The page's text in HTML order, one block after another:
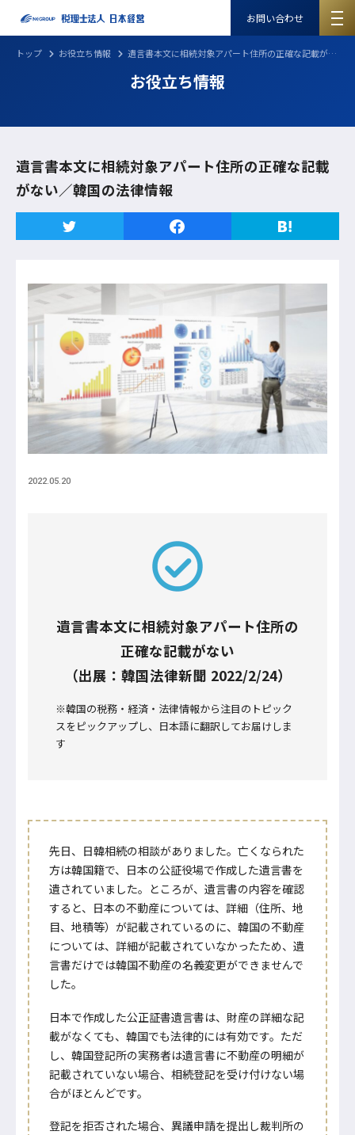
お問い合わせ
トップ お役立ち情報 遺言書本文に相続対象アパート住所の正確な記載がない／韓国の法律情報
お役立ち情報
遺言書本文に相続対象アパート住所の正確な記載
がない／韓国の法律情報
2022.05.20
遺言書本文に相続対象アパート住所の
正確な記載がない
（出展：韓国法律新聞 2022/2/24）
※韓国の税務・経済・法律情報から注目のトピック
スをピックアップし、日本語に翻訳してお届けしま
す
先日、日韓相続の相談がありました。亡くなられた
方は韓国籍で、日本の公証役場で作成した遺言書を
遺されていました。ところが、遺言書の内容を確認
すると、日本の不動産については、詳細（住所、地
目、地積等）が記載されているのに、韓国の不動産
については、詳細が記載されていなかったため、遺
言書だけでは韓国不動産の名義変更ができませんで
した。
日本で作成した公正証書遺言書は、財産の詳細な記
載がなくても、韓国でも法律的には有効です。ただ
し、韓国登記所の実務者は遺言書に不動産の明細が
記載されていない場合、相続登記を受け付けない場
合がほとんどです。
登記を拒否された場合、異議申請を提出し裁判所の